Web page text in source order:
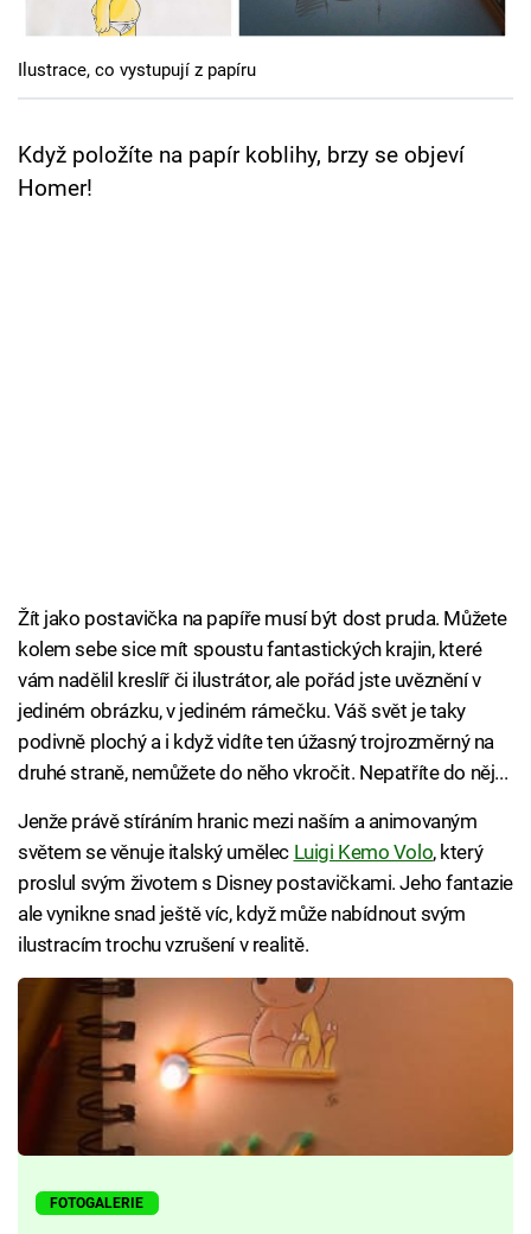
Cool Esport
Pořady
TV Program
Sledujte prima+
Ilustrace, co vystupují z papíru
Když položíte na papír koblihy, brzy se objeví
Homer!
Žít jako postavička na papíře musí být dost pruda. Můžete
kolem sebe sice mít spoustu fantastických krajin, které
vám nadělil kreslíř či ilustrátor, ale pořád jste uvěznění v
jediném obrázku, v jediném rámečku. Váš svět je taky
podivně plochý a i když vidíte ten úžasný trojrozměrný na
druhé straně, nemůžete do něho vkročit. Nepatříte do něj...
Jenže právě stíráním hranic mezi naším a animovaným
světem se věnuje italský umělec Luigi Kemo Volo, který
proslul svým životem s Disney postavičkami. Jeho fantazie
ale vynikne snad ještě víc, když může nabídnout svým
ilustracím trochu vzrušení v realitě.
FOTOGALERIE